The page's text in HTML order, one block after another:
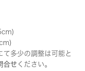
多少の調整は可能と
合せ ください。